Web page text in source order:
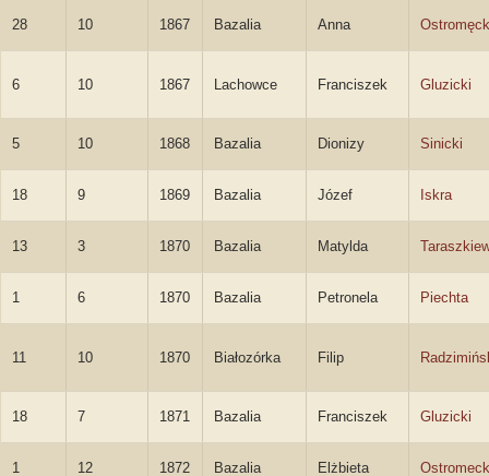
28 10 1867 Bazalia Anna
6 10 1867 Lachowce Franciszek Gluzicki
5 10 1868 Bazalia Dionizy Sinicki
18 9 1869 Bazalia Józef Iskra
13 3 1870 Bazalia Matylda
1 6 1870 Bazalia Petronela Piechta
11 10 1870 Białozórka Filip
18 7 1871 Bazalia Franciszek Gluzicki
1 12 1872 Bazalia Elżbieta